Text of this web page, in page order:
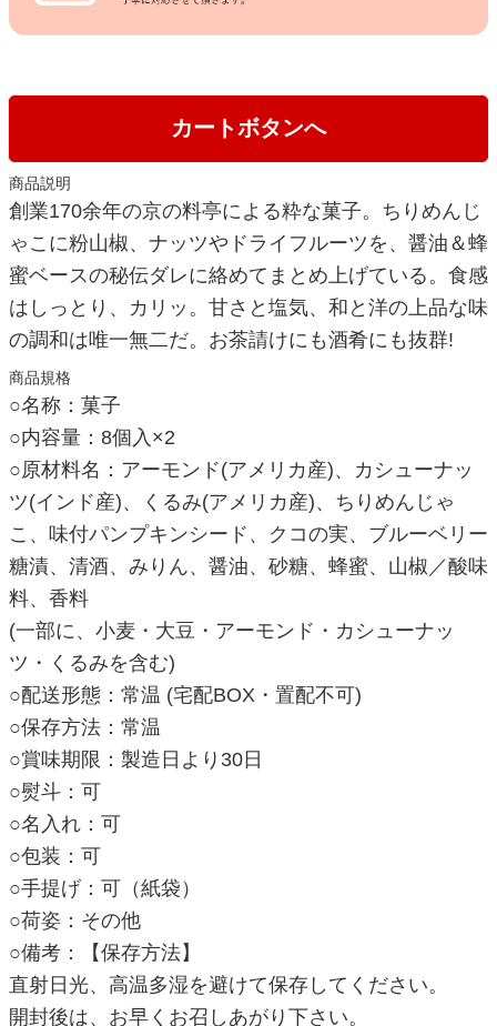
カートボタンへ
商品説明
創業170余年の京の料亭による粋な菓子。ちりめんじ
ゃこに粉山椒、ナッツやドライフルーツを、醤油＆蜂
蜜ベースの秘伝ダレに絡めてまとめ上げている。食感
はしっとり、カリッ。甘さと塩気、和と洋の上品な味
の調和は唯一無二だ。お茶請けにも酒肴にも抜群!
商品規格
○名称：菓子
○内容量：8個入×2
○原材料名：アーモンド(アメリカ産)、カシューナッ
ツ(インド産)、くるみ(アメリカ産)、ちりめんじゃ
こ、味付パンプキンシード、クコの実、ブルーベリー
糖漬、清酒、みりん、醤油、砂糖、蜂蜜、山椒／酸味
料、香料
(一部に、小麦・大豆・アーモンド・カシューナッ
ツ・くるみを含む)
○配送形態：常温 (宅配BOX・置配不可)
○保存方法：常温
○賞味期限：製造日より30日
○熨斗：可
○名入れ：可
○包装：可
○手提げ：可（紙袋）
○荷姿：その他
○備考：【保存方法】
直射日光、高温多湿を避けて保存してください。
開封後は、お早くお召しあがり下さい。